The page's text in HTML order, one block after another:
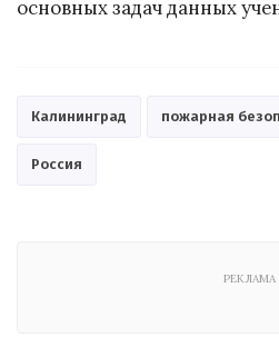
основных задач данных
Калининград пожарная
Россия
РЕКЛАМА